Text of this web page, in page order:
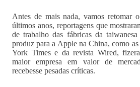
Antes de mais nada, vamos retomar
últimos anos, reportagens que
de trabalho das fábricas da
produz para a Apple na China, como
York Times e da revista Wired,
maior empresa em valor de
recebesse pesadas críticas.